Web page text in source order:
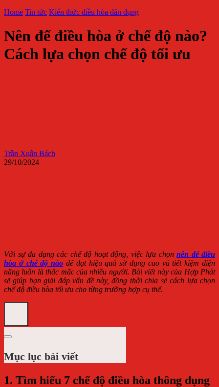
Home Tin tức Kiến thức điều hòa dân dụng
Nên để điều hòa ở chế độ nào?
Cách lựa chọn chế độ tối ưu
Trần Xuân Bách
29/10/2024
Với sự đa dạng các chế độ hoạt động, việc lựa chọn nên để điều
hòa ở chế độ nào để đạt hiệu quả sử dụng cao và tiết kiệm điện
năng luôn là thắc mắc của nhiều người. Bài viết này của Hợp Phát
sẽ giúp bạn giải đáp vấn đề này, đồng thời chia sẻ cách lựa chọn
chế độ điều hòa tối ưu cho từng trường hợp cụ thể.
Mục lục bài viết
1. Tìm hiểu 7 chế độ điều hòa thông dụng